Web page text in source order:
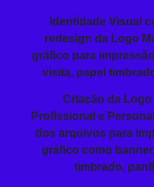
Identidade Visual
redesign da Logo
gráfico para
visita, papel
Criação da Logo
Profissional e
dos arquivos para
gráfico como
timbrado,